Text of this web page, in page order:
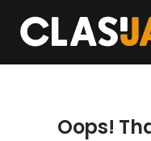
content
Oops!